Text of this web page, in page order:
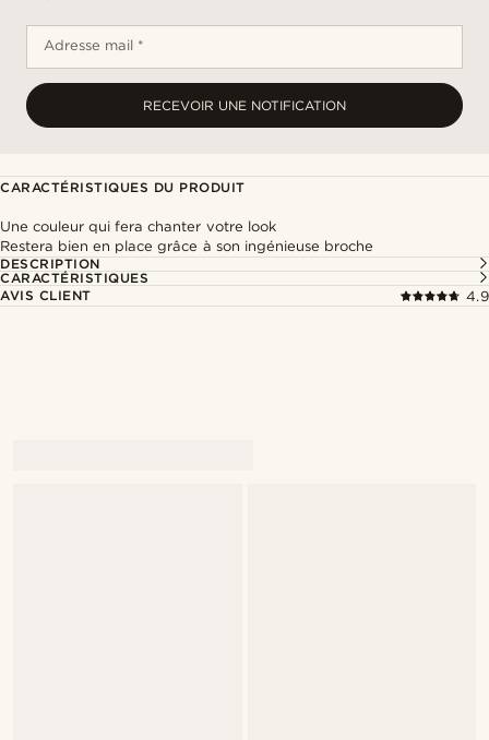
Adresse mail *
RECEVOIR UNE NOTIFICATION
CARACTÉRISTIQUES DU PRODUIT
Une couleur qui fera chanter votre look
Restera bien en place grâce à son ingénieuse broche
DESCRIPTION
CARACTÉRISTIQUES
AVIS CLIENT
4.9